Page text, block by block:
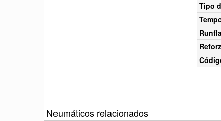
Tipo
Neumáticos relacionados